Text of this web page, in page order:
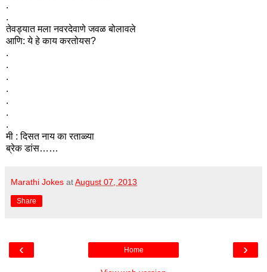
.
.
तेवड्यात मला नवरदेवाणे जवळ बोलावले
आणि: ये हे काय करतोयस?
.
.
.
.
.
.
.
मी : दिसत नाय का रताळ्या
ब्रेक डांस……
Marathi Jokes atAugust 07, 2013
Share
‹ ›
Home